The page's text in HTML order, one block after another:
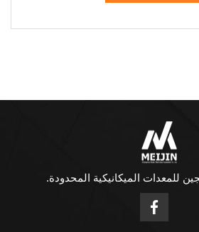
للمعدات الميكانيكية المحدودة.